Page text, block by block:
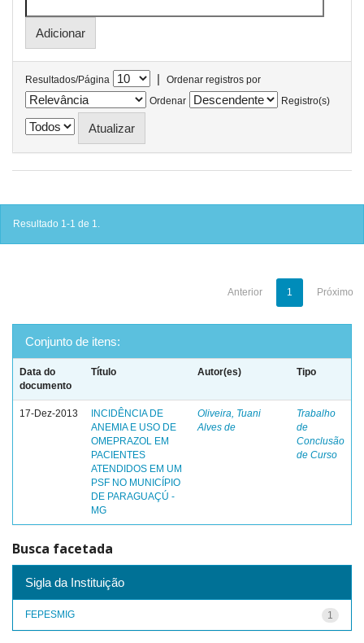
Resultados/Página |
Ordenar registros por
Ordenar
Registro(s)
Resultado 1-1 de 1.
Anterior 1 Próximo
Conjunto de itens:
Data do
documento
Título Autor(es) Tipo
17-Dez-2013
INCIDÊNCIA DE
ANEMIA E USO DE
OMEPRAZOL EM
PACIENTES
ATENDIDOS EM UM
PSF NO MUNICÍPIO
DE PARAGUAÇÚ -
MG
Oliveira, Tuani
Alves de
Trabalho
de
Conclusão
de Curso
Busca facetada
Sigla da Instituição
1
FEPESMIG